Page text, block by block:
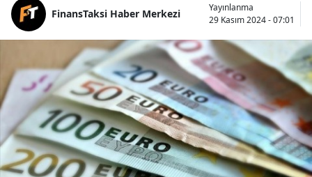
FinansTaksi Haber Merkezi
Yayınlanma
29 Kasım 2024 - 07:01